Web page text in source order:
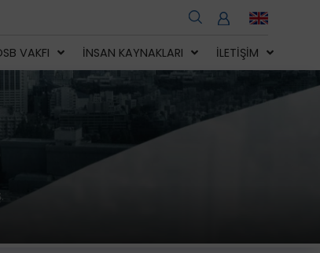
VAKFI İNSAN KAYNAKLARI İLETIŞIM